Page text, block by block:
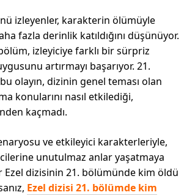
izleyenler, karakterin ölümüyle
fazla derinlik katıldığını düşünüyor.
izleyiciye farklı bir sürpriz
artırmayı başarıyor. 21.
olayın, dizinin genel teması olan
konularını nasıl etkilediği,
kaçmadı.
ve etkileyici karakterleriyle,
unutulmaz anlar yaşatmaya
Ezel dizisinin 21. bölümünde kim öldü
Ezel dizisi 21. bölümde kim